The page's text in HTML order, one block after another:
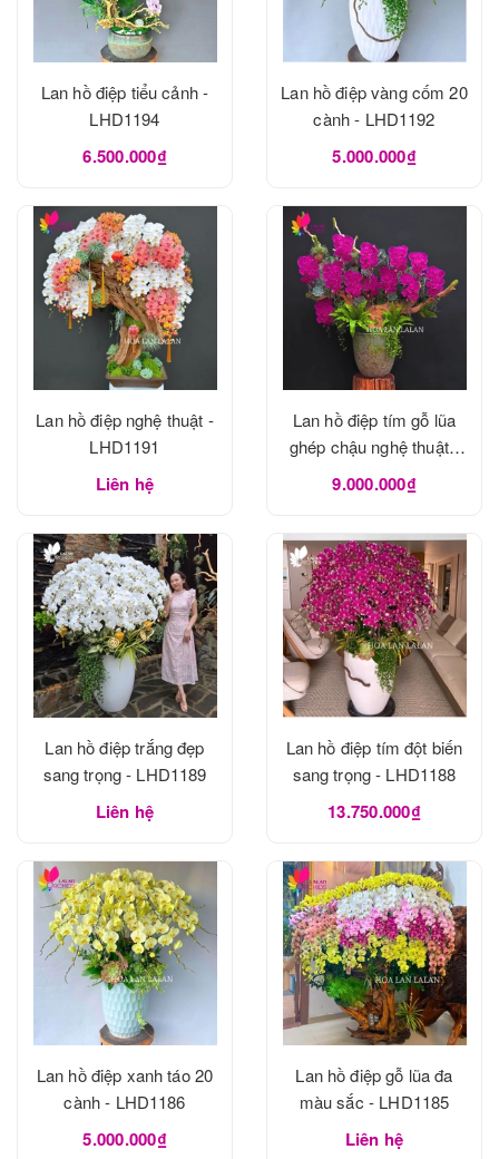
Lan hồ điệp tiểu cảnh -
LHD1194
6.500.000₫
Lan hồ điệp vàng cốm 20
cành - LHD1192
5.000.000₫
Lan hồ điệp nghệ thuật -
LHD1191
Liên hệ
Lan hồ điệp tím gỗ lũa
ghép chậu nghệ thuật -
LHD1190
9.000.000₫
Lan hồ điệp trắng đẹp
sang trọng - LHD1189
Liên hệ
Lan hồ điệp tím đột biến
sang trọng - LHD1188
13.750.000₫
Lan hồ điệp xanh táo 20
cành - LHD1186
5.000.000₫
Lan hồ điệp gỗ lũa đa
màu sắc - LHD1185
Liên hệ